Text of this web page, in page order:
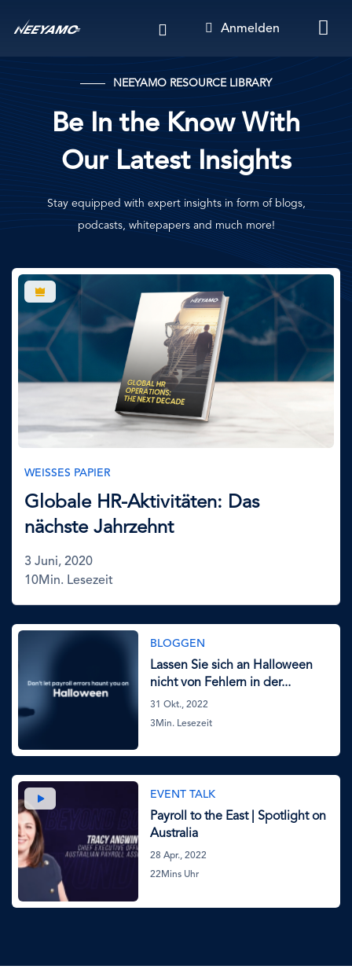
Anmelden
NEEYAMO RESOURCE LIBRARY
Be In the Know With
Our Latest Insights
Stay equipped with expert insights in form of blogs,
podcasts, whitepapers and much more!
Bild
WEISSES PAPIER
Globale HR-Aktivitäten: Das
nächste Jahrzehnt
3 Juni, 2020
10Min. Lesezeit
BLOGGEN
Lassen Sie sich an Halloween
nicht von Fehlern in der...
31 Okt., 2022
3Min. Lesezeit
Bild EVENT TALK
Payroll to the East | Spotlight on
Australia
28 Apr., 2022
22Mins Uhr